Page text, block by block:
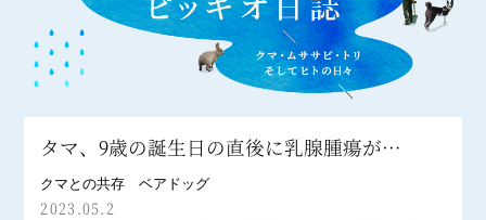
タマ、9歳の誕生日の直後に乳腺腫瘍が…
クマとの共存 ベアドッグ
2023.05.2